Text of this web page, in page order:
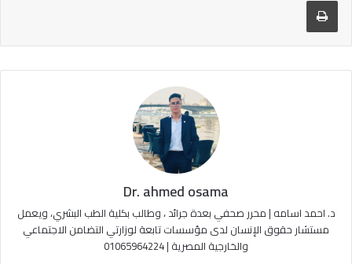
Dr. ahmed osama
د. احمد اسامه | محرر صحفي بعدة جرائد ، وطالب بكلية الطب البشري، ويعمل
مستشار حقوق الإنسان لدى مؤسسات تابعة لوزارتي التضامن الاجتماعي
والخارجية المصرية | 01065964224